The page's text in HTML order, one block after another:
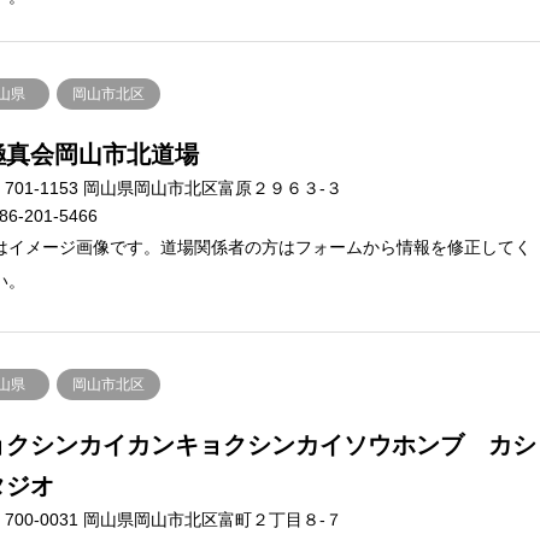
県 岡山市北区
真会岡山市北道場
701-1153 岡山県岡山市北区富原２９６３-３
201-5466
イメージ画像です。道場関係者の方はフォームから情報を修正してく
県 岡山市北区
クシンカイカンキョクシンカイソウホンブ カシ
ジオ
700-0031 岡山県岡山市北区富町２丁目８-７